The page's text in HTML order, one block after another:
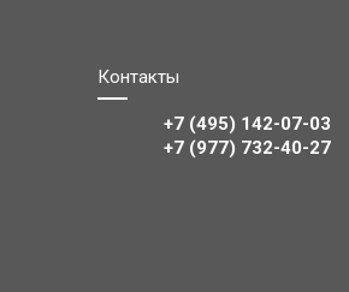
Контакты
+7 (495) 142-07-03
‎‎+7 (977) 732-40-27